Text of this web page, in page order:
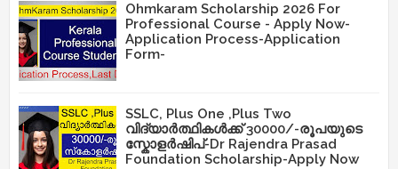
Ohmkaram Scholarship 2026 For
Professional Course - Apply Now-
Application Process-Application
Form-
SSLC, Plus One ,Plus Two
വിദ്യാർത്ഥികൾക്ക് 30000/-രൂപയുടെ
സ്കോളർഷിപ്-Dr Rajendra Prasad
Foundation Scholarship-Apply Now